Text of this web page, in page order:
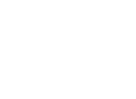
析异常："